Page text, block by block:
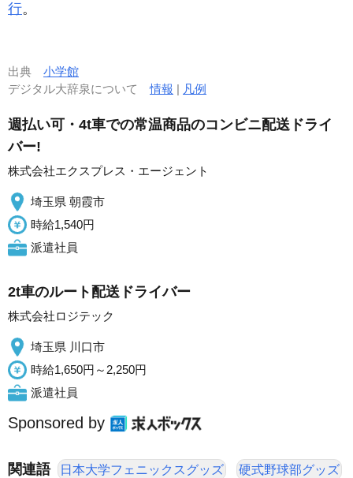
行。
出典 小学館
デジタル大辞泉について情報 | 凡例
週払い可・4t車での常温商品のコンビニ配送ドライ
バー!
株式会社エクスプレス・エージェント
埼玉県 朝霞市
時給1,540円
派遣社員
2t車のルート配送ドライバー
株式会社ロジテック
埼玉県 川口市
時給1,650円～2,250円
派遣社員
Sponsored by
関連語 日本大学フェニックスグッズ 硬式野球部グッズ